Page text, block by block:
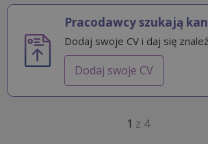
Pracodawcy szukają
Dodaj swoje CV i daj się
Dodaj swoje CV
1 z 4